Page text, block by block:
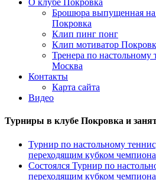
О клубе Покровка
Брошюра выпущенная на
Покровка
Клип пинг понг
Клип мотиватор
Тренера по настольному
Москва
Контакты
Карта сайта
Видео
Турниры в клубе Покровка и
Турнир по настольному
переходящим кубком
Состоялся Турнир по
переходящим кубком